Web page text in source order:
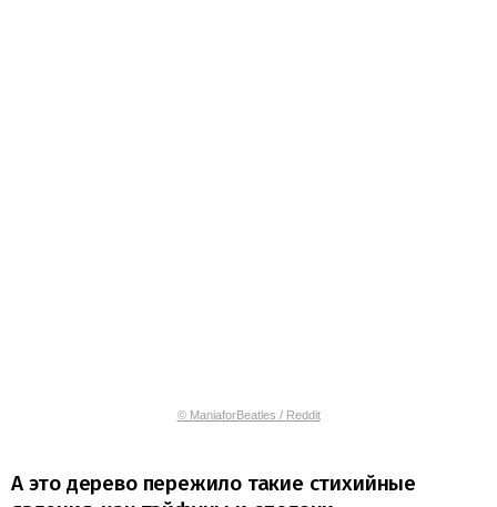
© ManiaforBeatles / Reddit
А это дерево пережило такие стихийные